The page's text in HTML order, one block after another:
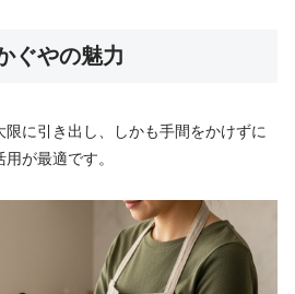
ぐやの魅力
限に引き出し、しかも手間をかけずに
用が最適です。